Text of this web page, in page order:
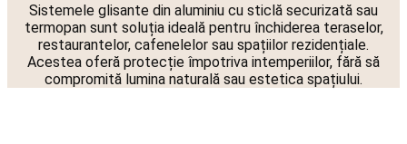
Sistemele glisante din aluminiu cu sticlă securizată sau
termopan sunt soluția ideală pentru închiderea teraselor,
restaurantelor, cafenelelor sau spațiilor rezidențiale.
Acestea oferă protecție împotriva intemperiilor, fără să
compromită lumina naturală sau estetica spațiului.